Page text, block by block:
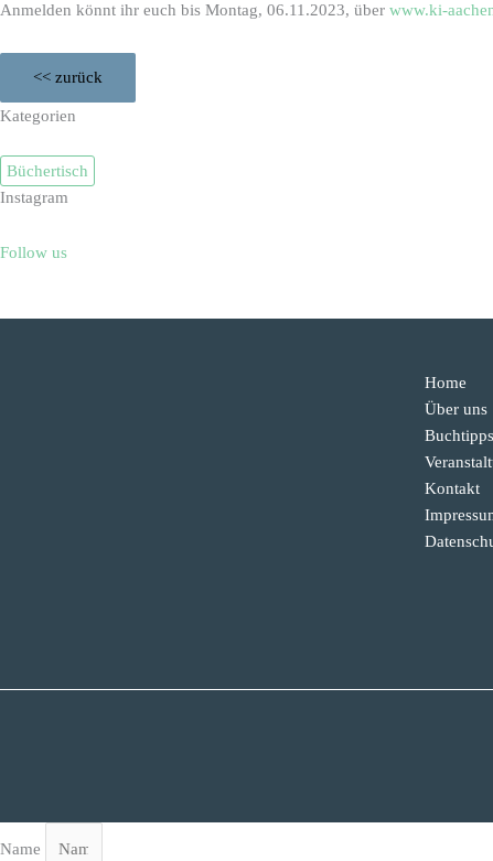
Anmelden könnt ihr euch bis Montag, 06.11.2023, über www.ki-
<< zurück
Kategorien
Büchertisch
Instagram
Follow us
Home
Über uns
Buchtipps
Kontakt
Name